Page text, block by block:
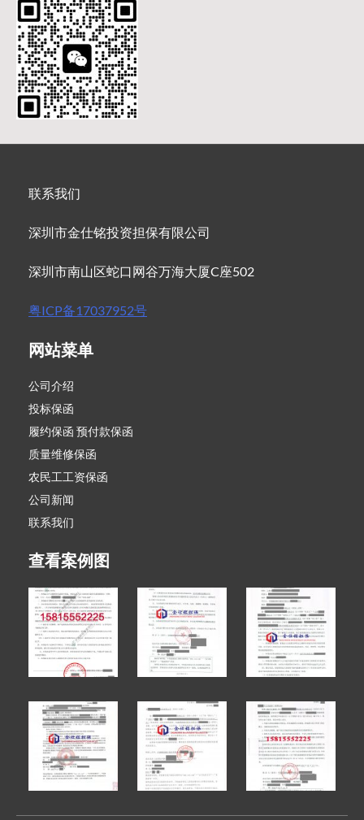
联系我们
深圳市金仕铭投资担保有限公司
深圳市南山区蛇口网谷万海大厦C座502
粤ICP备17037952号
网站菜单
公司介绍
投标保函
履约保函 预付款保函
质量维修保函
农民工工资保函
公司新闻
联系我们
查看案例图